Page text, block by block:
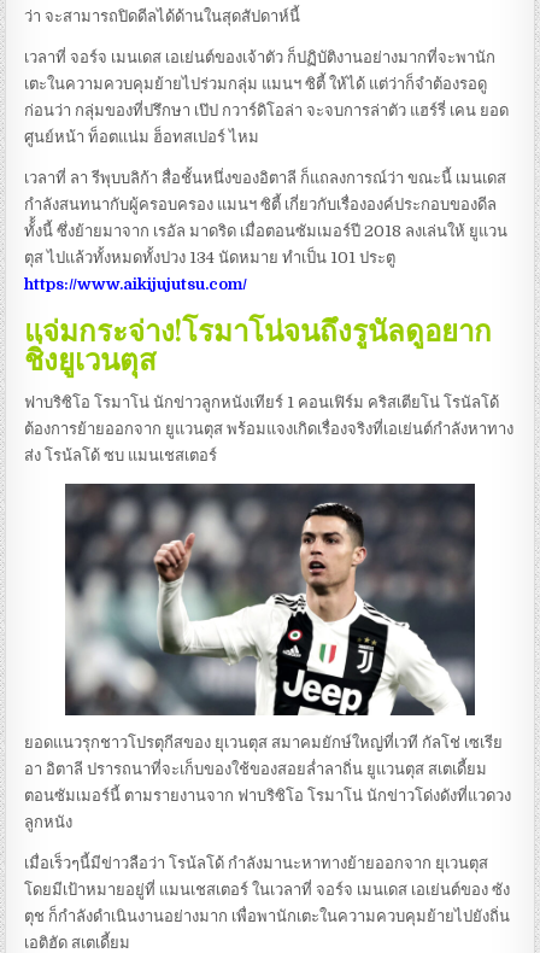
ว่า จะสามารถปิดดีลได้ด้านในสุดสัปดาห์นี้
เวลาที่ จอร์จ เมนเดส เอเย่นต์ของเจ้าตัว ก็ปฏิบัติงานอย่างมากที่จะพานัก
เตะในความควบคุมย้ายไปร่วมกลุ่ม แมนฯ ซิตี้ ให้ได้ แต่ว่าก็จำต้องรอดู
ก่อนว่า กลุ่มของที่ปรึกษา เป๊ป กวาร์ดิโอล่า จะจบการล่าตัว แฮร์รี่ เคน ยอด
ศูนย์หน้า ท็อตแน่ม ฮ็อทสเปอร์ ไหม
เวลาที่ ลา รีพุบบลิก้า สื่อชั้นหนึ่งของอิตาลี ก็แถลงการณ์ว่า ขณะนี้ เมนเดส
กำลังสนทนากับผู้ครอบครอง แมนฯ ซิตี้ เกี่ยวกับเรื่ององค์ประกอบของดีล
ทั้้งนี้ ซึ่งย้ายมาจาก เรอัล มาดริด เมื่อตอนซัมเมอร์ปี 2018 ลงเล่นให้ ยูแวน
ตุส ไปแล้วทั้งหมดทั้งปวง 134 นัดหมาย ทำเป็น 101 ประตู
https://www.aikijujutsu.com/
แจ่มกระจ่าง!โรมาโน่จนถึงรูนัลดูอยาก
ชิ่งยูเวนตุส
ฟาบริซิโอ โรมาโน่ นักข่าวลูกหนังเทียร์ 1 คอนเฟิร์ม คริสเตียโน่ โรนัลโด้
ต้องการย้ายออกจาก ยูแวนตุส พร้อมแจงเกิดเรื่องจริงที่เอเย่นต์กำลังหาทาง
ส่ง โรน้ลโด้ ซบ แมนเชสเตอร์
ยอดแนวรุกชาวโปรตุกีสของ ยุเวนตุส สมาคมยักษ์ใหญ่ที่เวที กัลโช่ เซเรีย
อา อิตาลี ปรารถนาที่จะเก็บของใช้ของสอยล่ำลาถิ่น ยูแวนตุส สเตเดี้ยม
ตอนซัมเมอร์นี้ ตามรายงานจาก ฟาบริซิโอ โรมาโน่ นักข่าวโด่งดังที่แวดวง
ลูกหนัง
เมื่อเร็วๆนี้มีข่าวลือว่า โรน้ลโด้ กำลังมานะหาทางย้ายออกจาก ยุเวนตุส
โดยมีเป้าหมายอยู่ที่ แมนเชสเตอร์ ในเวลาที่ จอร์จ เมนเดส เอเย่นต์ของ ซัง
ตุช ก็กำลังดำเนินงานอย่างมาก เพื่อพานักเตะในความควบคุมย้ายไปยังถิ่น
เอติฮัด สเตเดี้ยม